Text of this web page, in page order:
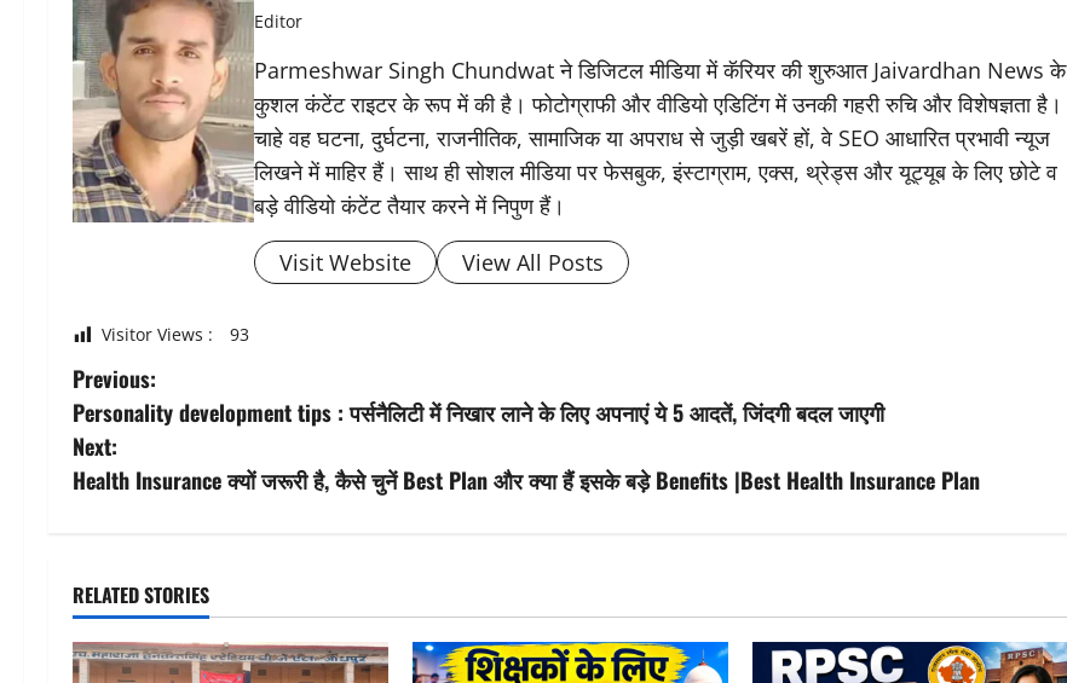
Editor
Parmeshwar Singh Chundwat ने डिजिटल मीडिया में कॅरियर की शुरुआत Jaivardhan News के
कुशल कंटेंट राइटर के रूप में की है। फोटोग्राफी और वीडियो एडिटिंग में उनकी गहरी रुचि और विशेषज्ञता है।
चाहे वह घटना, दुर्घटना, राजनीतिक, सामाजिक या अपराध से जुड़ी खबरें हों, वे SEO आधारित प्रभावी न्यूज
लिखने में माहिर हैं। साथ ही सोशल मीडिया पर फेसबुक, इंस्टाग्राम, एक्स, थ्रेड्स और यूट्यूब के लिए छोटे व
बड़े वीडियो कंटेंट तैयार करने में निपुण हैं।
Visit Website
View All Posts
Visitor Views : 93
P
o
s
n
a
Previous:
Personality development tips : पर्सनैलिटी में निखार लाने के लिए अपनाएं ये 5 आदतें, जिंदगी बदल जाएगी
Next:
Health Insurance क्यों जरूरी है, कैसे चुनें Best Plan और क्या हैं इसके बड़े Benefits |Best Health Insurance Plan
RELATED STORIES